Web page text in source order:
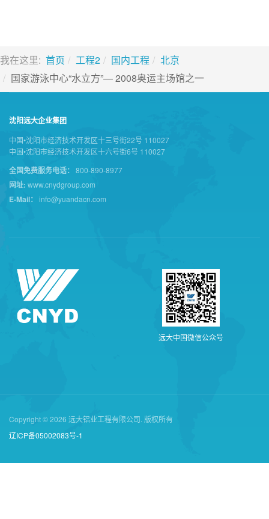
我在这里: 首页 工程2 国内工程
北京
国家游泳中心“水立方”— 2008奥运主场馆之一
沈阳远大企业集团
中国•沈阳市经济技术开发区十三号街22号 110027
中国•沈阳市经济技术开发区十六号街6号 110027
全国免费服务电话： 800-890-8977
网址: www.cnydgroup.com
E-Mail： info@yuandacn.com
远大中 国微信公众号
Copyright © 2026 远大铝业工程有限公司. 版权所有
辽ICP备05002083号-1